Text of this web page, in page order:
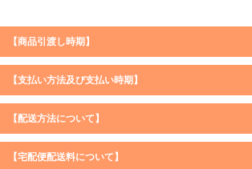
【商品引渡し時期】
【支払い方法及び支払い時期】
【配送方法について】
【宅配便配送料について】